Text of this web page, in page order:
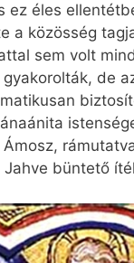
ez éles
a közösség
sem volt
de
büntető